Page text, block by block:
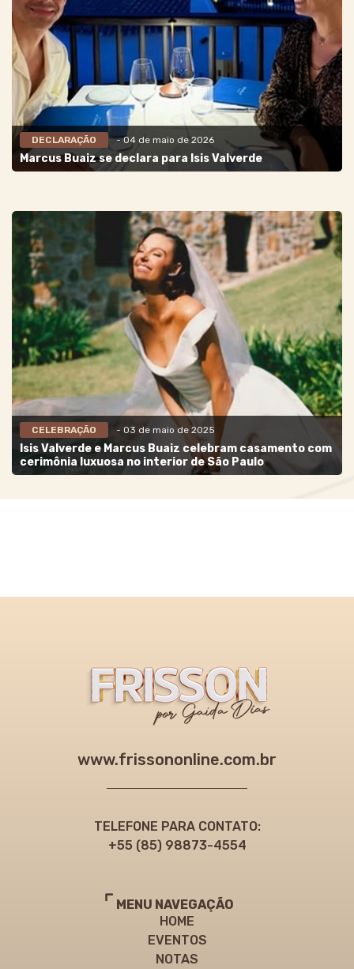
DECLARAÇÃO - 04 de maio de 2026
Marcus Buaiz se declara para Isis Valverde
CELEBRAÇÃO - 03 de maio de 2025
Isis Valverde e Marcus Buaiz celebram casamento com
cerimônia luxuosa no interior de São Paulo
www.frissononline.com.br
TELEFONE PARA CONTATO:
+55 (85) 98873-4554
MENU NAVEGAÇÃO
HOME
EVENTOS
NOTAS